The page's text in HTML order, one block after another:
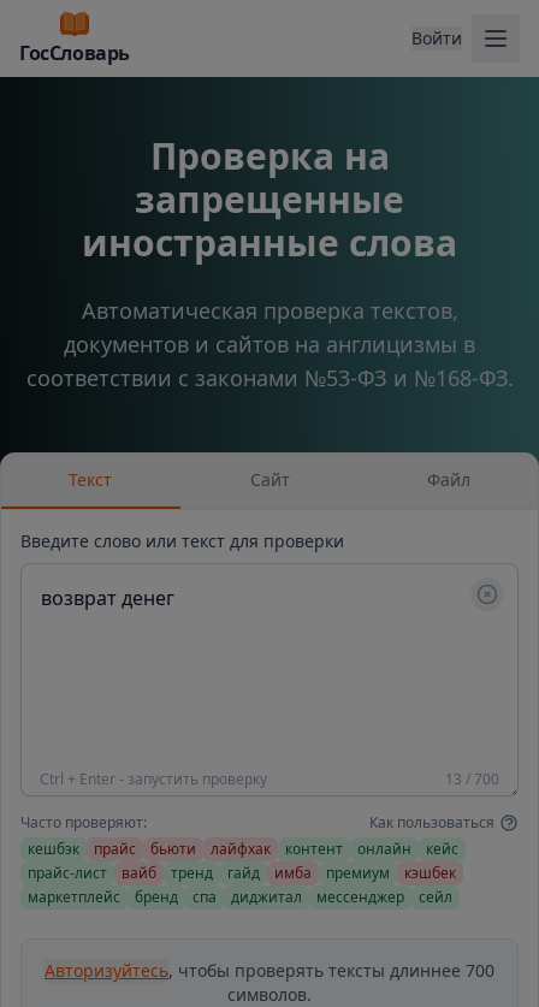
ГосСловарь
Войти
Проверка на
запрещенные
иностранные слова
Автоматическая проверка текстов,
документов и сайтов на англицизмы в
соответствии с законами №53-ФЗ и №168-ФЗ.
Текст Сайт Файл
Введите слово или текст для проверки
Ctrl + Enter - запустить проверку 13 / 700
Часто проверяют:
Как пользоваться
кешбэк
прайс бьюти лайфхак контент онлайн
кейс
прайс-лист
вайб тренд гайд имба премиум
кэшбек
маркетплейс
бренд спа диджитал мессенджер сейл
Авторизуйтесь, чтобы проверять тексты длиннее 700
символов.